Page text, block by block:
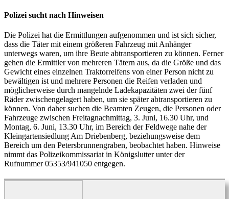
Polizei sucht nach Hinweisen
Die Polizei hat die Ermittlungen aufgenommen und ist sich sicher,
dass die Täter mit einem größeren Fahrzeug mit Anhänger
unterwegs waren, um ihre Beute abtransportieren zu können. Ferner
gehen die Ermittler von mehreren Tätern aus, da die Größe und das
Gewicht eines einzelnen Traktorreifens von einer Person nicht zu
bewältigen ist und mehrere Personen die Reifen verladen und
möglicherweise durch mangelnde Ladekapazitäten zwei der fünf
Räder zwischengelagert haben, um sie später abtransportieren zu
können. Von daher suchen die Beamten Zeugen, die Personen oder
Fahrzeuge zwischen Freitagnachmittag, 3. Juni, 16.30 Uhr, und
Montag, 6. Juni, 13.30 Uhr, im Bereich der Feldwege nahe der
Kleingartensiedlung Am Driebenberg, beziehungsweise dem
Bereich um den Petersbrunnengraben, beobachtet haben. Hinweise
nimmt das Polizeikommissariat in Königslutter unter der
Rufnummer 05353/941050 entgegen.